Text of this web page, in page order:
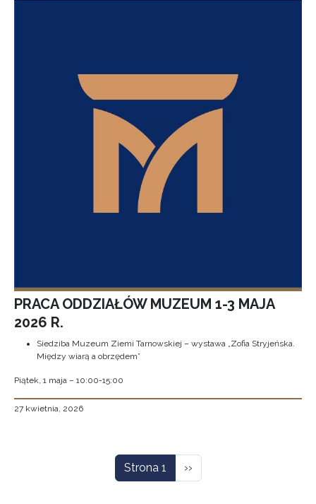
PRACA ODDZIAŁÓW MUZEUM 1-3 MAJA
2026 R.
Siedziba Muzeum Ziemi Tarnowskiej – wystawa „Zofia Stryjeńska.
Między wiarą a obrzędem”
Piątek, 1 maja – 10:00-15:00
27 kwietnia, 2026
Strona 1 Następna strona
››